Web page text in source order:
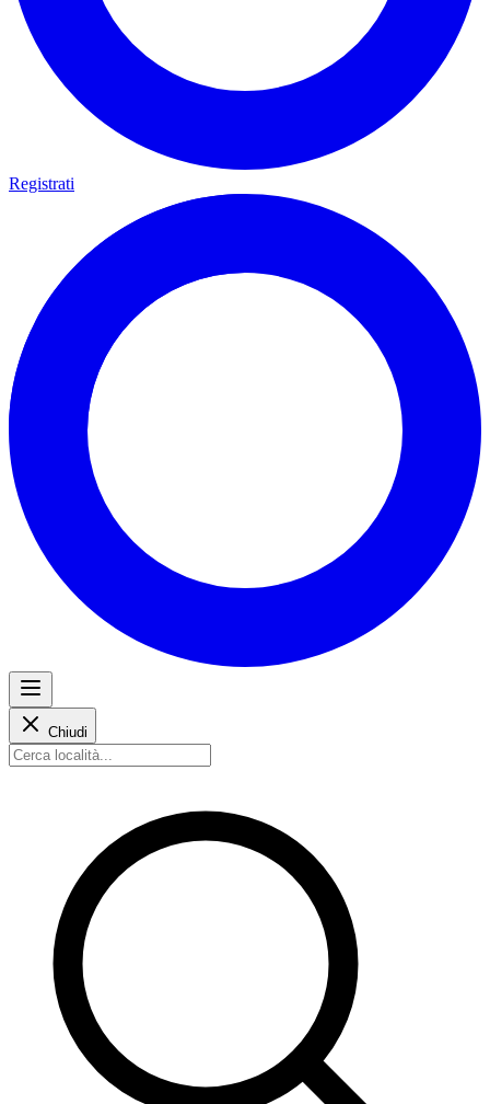
Registrati
Chiudi